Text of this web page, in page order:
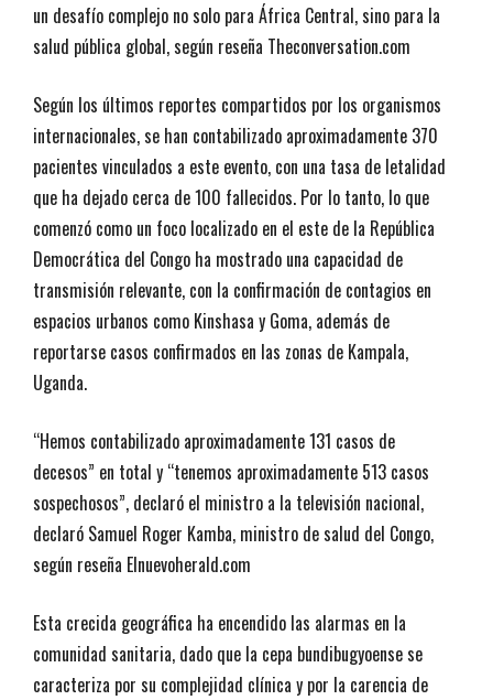
un desafío complejo no solo para África Central, sino para la
salud pública global, según reseña Theconversation.com
Según los últimos reportes compartidos por los organismos
internacionales, se han contabilizado aproximadamente 370
pacientes vinculados a este evento, con una tasa de letalidad
que ha dejado cerca de 100 fallecidos. Por lo tanto, lo que
comenzó como un foco localizado en el este de la República
Democrática del Congo ha mostrado una capacidad de
transmisión relevante, con la confirmación de contagios en
espacios urbanos como Kinshasa y Goma, además de
reportarse casos confirmados en las zonas de Kampala,
Uganda.
“Hemos contabilizado aproximadamente 131 casos de
decesos” en total y “tenemos aproximadamente 513 casos
sospechosos”, declaró el ministro a la televisión nacional,
declaró Samuel Roger Kamba, ministro de salud del Congo,
según reseña Elnuevoherald.com
Esta crecida geográfica ha encendido las alarmas en la
comunidad sanitaria, dado que la cepa bundibugyoense se
caracteriza por su complejidad clínica y por la carencia de